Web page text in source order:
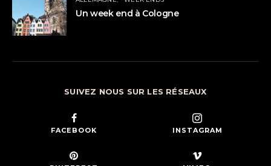
Un week end à Cologne
SUIVEZ NOUS SUR LES RÉSEAUX
FACEBOOK INSTAGRAM